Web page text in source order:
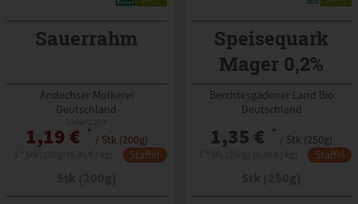
Sauerrahm
Andechser Molkerei
Deutschland
1,19 € * / Stk (200g)
Staffel
Speisequark
Mager 0,2%
Berchtesgadener Land Bio
Deutschland
1,35 € * / Stk (250g)
Staffel